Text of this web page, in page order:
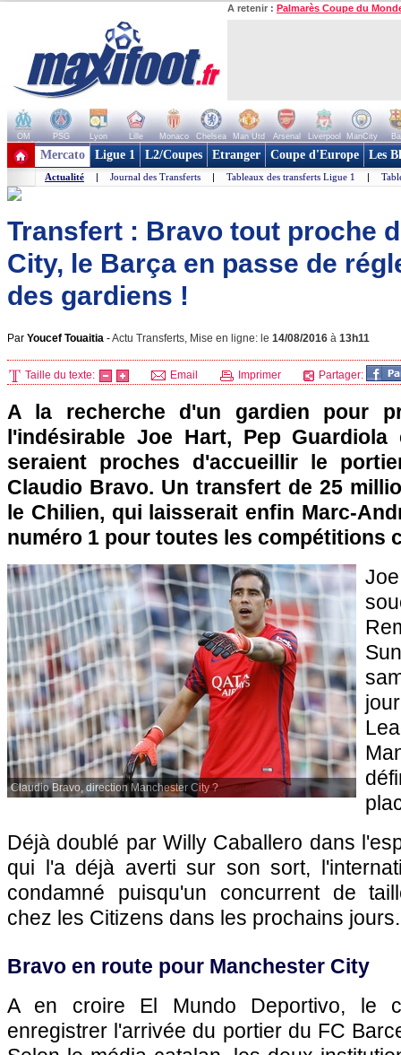
A retenir : Palmarès Coupe du
OM PSG Lyon Lille Monaco Chelsea Man Utd Arsenal Liverpool ManCity
+ de clubs
Mercato Ligue 1 L2/Coupes Etranger Coupe d'Europe Les
Actualité | Journal des Transferts | Tableaux des transferts Ligue 1 |
Transfert : Bravo tout proche
City, le Barça en passe de
des gardiens !
Par Youcef Touaitia -Actu Transferts, Mise en ligne: le 14/08/2016 à 13h11
Taille du texte: Email Imprimer Partager:
A la recherche d'un gardien pour
l'indésirable Joe Hart, Pep
seraient proches d'accueillir le
Claudio Bravo. Un transfert de 25
le Chilien, qui laisserait enfin Marc-
numéro 1 pour toutes les compétitions
Claudio Bravo, direction Manchester City ?
Déjà doublé par Willy Caballero dans
qui l'a déjà averti sur son sort,
condamné puisqu'un concurrent de
chez les Citizens dans les prochains jours.
Bravo en route pour Manchester City
A en croire El Mundo Deportivo, le
enregistrer l'arrivée du portier du FC